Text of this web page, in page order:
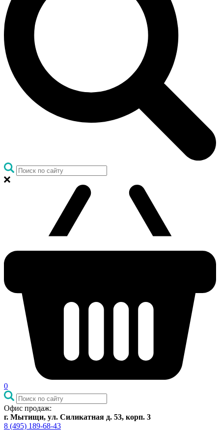
0
Офис продаж:
г. Мытищи, ул. Силикатная д. 53, корп. 3
8 (495) 189-68-43